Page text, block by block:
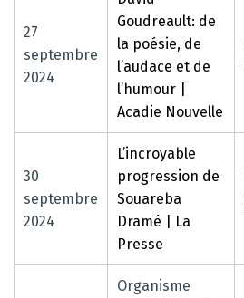
27
septembre
2024
Goudreault: de
la poésie, de
l’audace et de
l’humour |
Acadie Nouvelle
30
septembre
2024
L’incroyable
progression de
Souareba
Dramé | La
Presse
Organisme